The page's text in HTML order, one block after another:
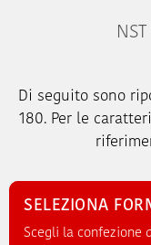
Di seguito sono
180. Per le
SELEZIONA
Scegli la confezione